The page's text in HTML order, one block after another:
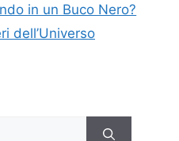
in un Buco Nero?
dell’Universo